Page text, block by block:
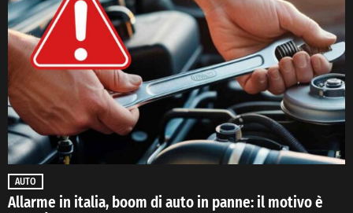
AUTO
Allarme in italia, boom di auto in panne: il motivo è